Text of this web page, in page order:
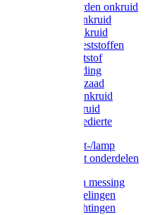
Protect Garden onkruid
Diversen onkruid
Solabiol onkruid
Solabiol meststoffen
Pokon meststof
Pokon voeding
Pokon graszaad
Roundup onkruid
Pokon onkruid
Pokon ongedierte
Vliegenkast-/lamp
Vliegenkast onderdelen
Zuigkorven messing
Geka koppelingen
Geka afdichtingen